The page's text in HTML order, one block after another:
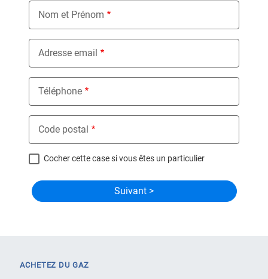
Nom et Prénom
Adresse email
Téléphone
Code postal
Cocher cette case si vous êtes un particulier
ACHETEZ DU GAZ